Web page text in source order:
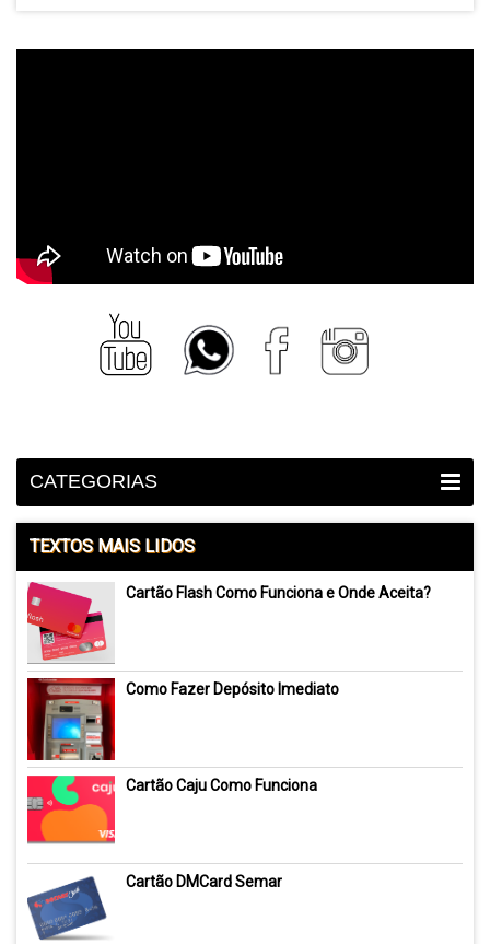
CATEGORIAS
TEXTOS MAIS LIDOS
Cartão Flash Como Funciona e Onde Aceita?
Como Fazer Depósito Imediato
Cartão Caju Como Funciona
Cartão DMCard Semar